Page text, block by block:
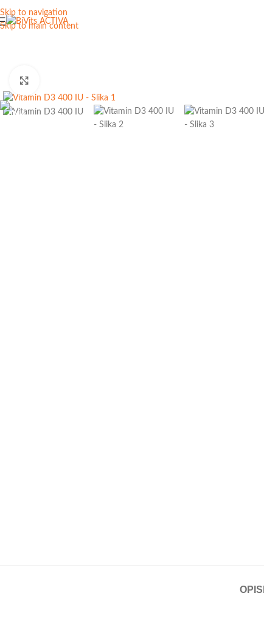
Skip to navigation
Skip to main content
OPIS